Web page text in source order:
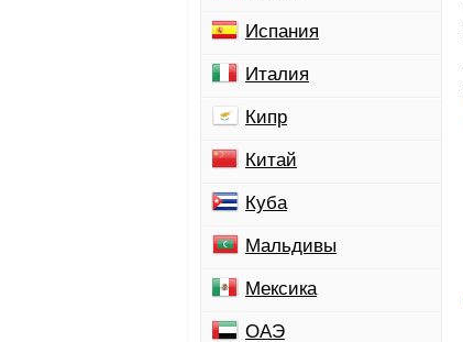
Испания
Италия
Кипр
Китай
Куба
Мальдивы
Мексика
ОАЭ